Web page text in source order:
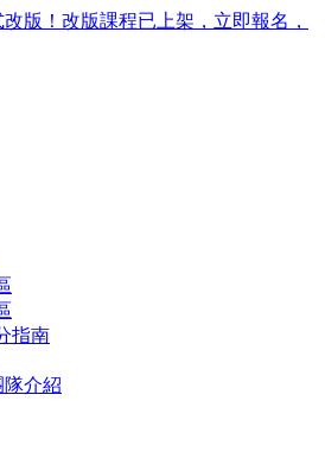
改版！改版課程已上架，立即報名，
指南
隊介紹